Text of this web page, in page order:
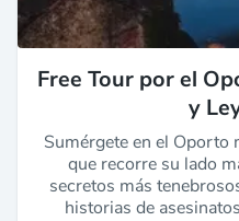
Free Tour por el
y
Sumérgete en el Oporto
que recorre su lado
secretos más
historias de